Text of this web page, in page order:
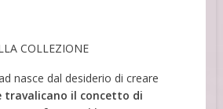
COLLEZIONE
nasce dal desiderio di creare
travalicano il concetto di